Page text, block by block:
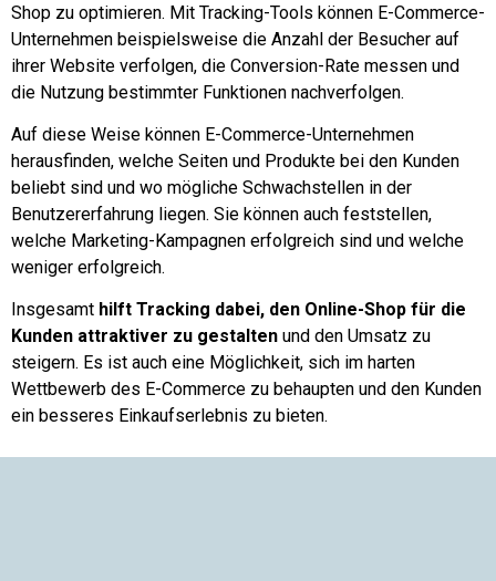
Shop zu optimieren. Mit Tracking-Tools können E-Commerce-
Unternehmen beispielsweise die Anzahl der Besucher auf
ihrer Website verfolgen, die Conversion-Rate messen und
die Nutzung bestimmter Funktionen nachverfolgen.
Auf diese Weise können E-Commerce-Unternehmen
herausfinden, welche Seiten und Produkte bei den Kunden
beliebt sind und wo mögliche Schwachstellen in der
Benutzererfahrung liegen. Sie können auch feststellen,
welche Marketing-Kampagnen erfolgreich sind und welche
weniger erfolgreich.
Insgesamt hilft Tracking dabei, den Online-Shop für die
Kunden attraktiver zu gestalten und den Umsatz zu
steigern. Es ist auch eine Möglichkeit, sich im harten
Wettbewerb des E-Commerce zu behaupten und den Kunden
ein besseres Einkaufserlebnis zu bieten.